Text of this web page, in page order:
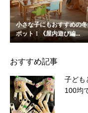
小さな子にもおすすめの
ポット！《屋内遊び編...
おすすめ記事
子ども
100均